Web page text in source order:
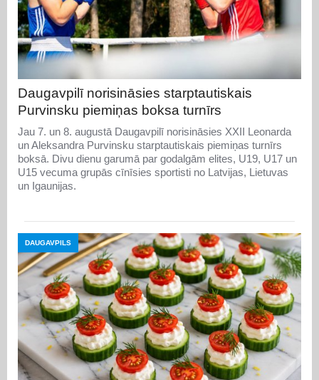
Daugavpilī norisināsies starptautiskais
Purvinsku piemiņas boksa turnīrs
Jau 7. un 8. augustā Daugavpilī norisināsies XXII Leonarda
un Aleksandra Purvinsku starptautiskais piemiņas turnīrs
boksā. Divu dienu garumā par godalgām elites, U19, U17 un
U15 vecuma grupās cīnīsies sportisti no Latvijas, Lietuvas
un Igaunijas.
DAUGAVPILS